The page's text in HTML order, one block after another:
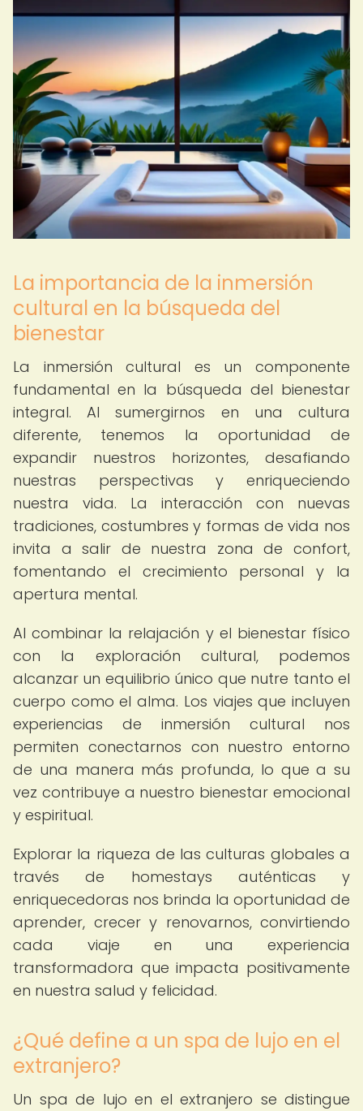
La importancia de la inmersión
cultural en la búsqueda del
bienestar
La inmersión cultural es un componente
fundamental en la búsqueda del bienestar
integral. Al sumergirnos en una cultura
diferente, tenemos la oportunidad de
expandir nuestros horizontes, desafiando
nuestras perspectivas y enriqueciendo
nuestra vida. La interacción con nuevas
tradiciones, costumbres y formas de vida nos
invita a salir de nuestra zona de confort,
fomentando el crecimiento personal y la
apertura mental.
Al combinar la relajación y el bienestar físico
con la exploración cultural, podemos
alcanzar un equilibrio único que nutre tanto el
cuerpo como el alma. Los viajes que incluyen
experiencias de inmersión cultural nos
permiten conectarnos con nuestro entorno
de una manera más profunda, lo que a su
vez contribuye a nuestro bienestar emocional
y espiritual.
Explorar la riqueza de las culturas globales a
través de homestays auténticas y
enriquecedoras nos brinda la oportunidad de
aprender, crecer y renovarnos, convirtiendo
cada viaje en una experiencia
transformadora que impacta positivamente
en nuestra salud y felicidad.
¿Qué define a un spa de lujo en el
extranjero?
Un spa de lujo en el extranjero se distingue